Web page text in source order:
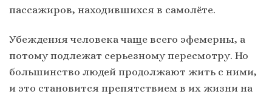
пассажиров, находившихся в самолёте.
Убеждения человека чаще всего эфемерны, а
потому подлежат серьезному пересмотру. Но
большинство людей продолжают жить с ними,
и это становится препятствием в их жизни на